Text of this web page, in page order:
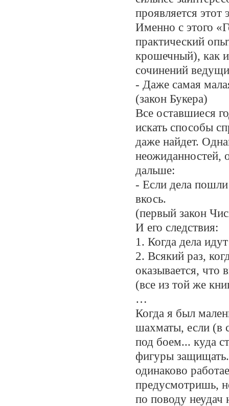
проявляется этот
Именно с этого
практический
крошечный), как
сочинений
- Даже самая
(закон Букера)
Все оставшиеся
искать способы
даже найдет.
неожиданностей,
дальше:
- Если дела
вкось.
(первый закон
И его следствия:
1. Когда дела
2. Всякий раз,
оказывается, что
(все из той же
…
Когда я был
шахматы, если (в
под боем... куда
фигуры
одинаково
предусмотришь,
по поводу неудач